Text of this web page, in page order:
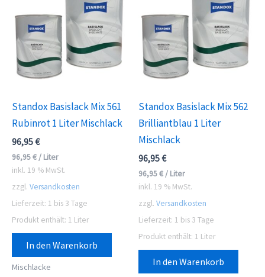
Standox Basislack Mix 561
Rubinrot 1 Liter Mischlack
96,95€
96,95€ / Liter
inkl. 19 % MwSt.
zzgl. Versandkosten
Lieferzeit: 1 bis 3 Tage
Produkt enthält: 1 Liter
In den Warenkorb
Mischlacke
Standox Basislack Mix 562
Brilliantblau 1 Liter
Mischlack
96,95€
96,95€ / Liter
inkl. 19 % MwSt.
zzgl. Versandkosten
Lieferzeit: 1 bis 3 Tage
Produkt enthält: 1 Liter
In den Warenkorb